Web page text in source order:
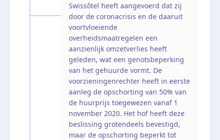
Swissôtel heeft aangevoerd dat zij
door de coronacrisis en de daaruit
voortvloeiende
overheidsmaatregelen een
aanzienlijk omzetverlies heeft
geleden, wat een genotsbeperking
van het gehuurde vormt. De
voorzieningenrechter heeft in eerste
aanleg de opschorting van 50% van
de huurprijs toegewezen vanaf 1
november 2020. Het hof heeft deze
beslissing grotendeels bevestigd,
maar de opschorting beperkt tot